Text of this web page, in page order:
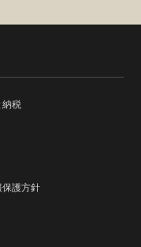
納税
護方針